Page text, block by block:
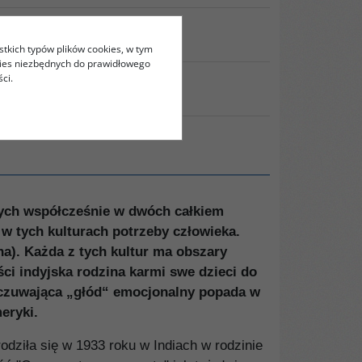
współcześnie w dwóch całkiem
tych kulturach potrzeby człowieka.
Każda z tych kultur ma obszary
indyjska rodzina karmi swe dzieci do
„głód“ emocjonalny popada w
się w 1933 roku w Indiach w rodzinie
typów plików cookies, w tym
niezbędnych do prawidłowego